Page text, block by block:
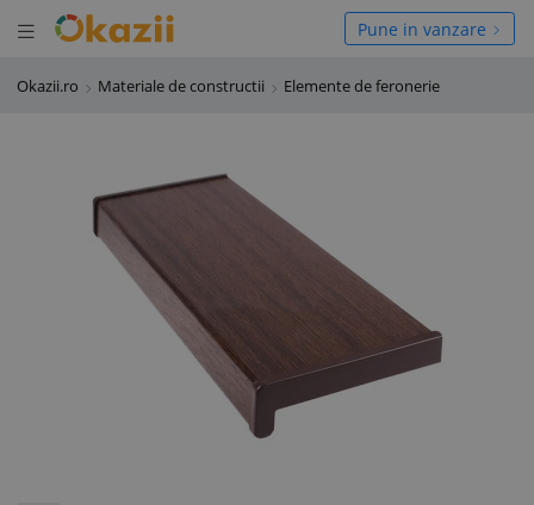
Deschide meniul
meniul Pune in vanzare
Okazii.ro Materiale de constructii Elemente de feronerie